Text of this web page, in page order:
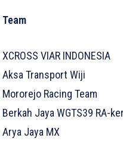
Team
XCROSS VIAR INDONESIA
Aksa Transport Wiji
Mororejo Racing Team
Berkah Jaya WGTS39 RA-
Arya Jaya MX